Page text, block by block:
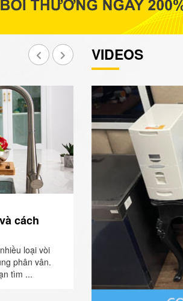
cách
loại vòi
phân vân.
tìm ...
VIDEOS